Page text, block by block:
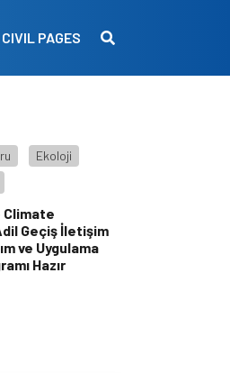
CIVIL PAGES
Ekoloji
Climate
Geçiş İletişim
ve Uygulama
Hazır